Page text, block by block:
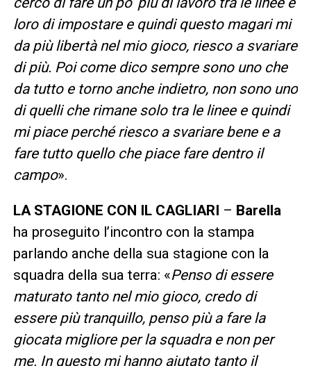
loro di impostare e quindi questo magari mi
da più libertà nel mio gioco, riesco a svariare
di più. Poi come dico sempre sono uno che
da tutto e torno anche indietro, non sono uno
di quelli che rimane solo tra le linee e quindi
mi piace perché riesco a svariare bene e a
fare tutto quello che piace fare dentro il
campo».
LA STAGIONE CON IL CAGLIARI – Barella
ha proseguito l’incontro con la stampa
parlando anche della sua stagione con la
squadra della sua terra: «Penso di essere
maturato tanto nel mio gioco, credo di
essere più tranquillo, penso più a fare la
giocata migliore per la squadra e non per
me. In questo mi hanno aiutato tanto il